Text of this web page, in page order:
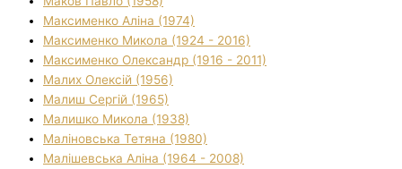
Максименко Аліна (1974)
Максименко Микола (1924 - 2016)
Максименко Олександр (1916 - 2011)
Малих Олексій (1956)
Малиш Сергій (1965)
Малишко Микола (1938)
Маліновська Тетяна (1980)
Малішевська Аліна (1964 - 2008)